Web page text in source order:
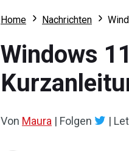
Home Nachrichten
Windows
Von Maura | Folgen |